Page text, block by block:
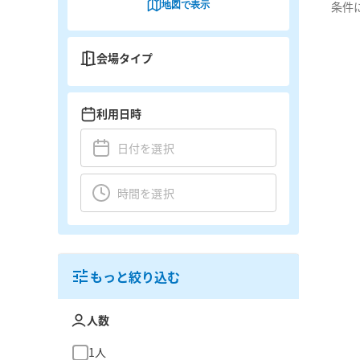
条件
地図で表示
会場タイプ
利用日時
もっと絞り込む
人数
1人